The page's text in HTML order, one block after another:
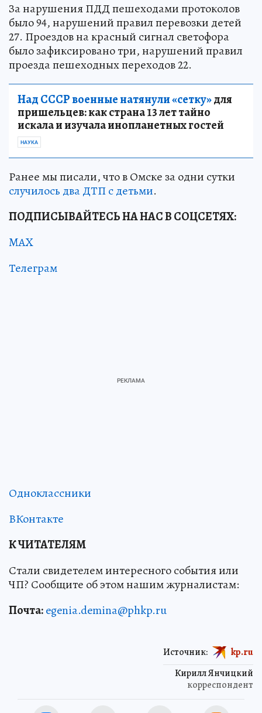
За нарушения ПДД пешеходами протоколов
было 94, нарушений правил перевозки детей
27. Проездов на красный сигнал светофора
было зафиксировано три, нарушений правил
проезда пешеходных переходов 22.
Над СССР военные натянули «сетку»для
пришельцев: как страна 13 лет тайно
искала и изучала инопланетных гостей
НАУКА
Ранее мы писали, что в Омске за одни сутки
случилось два ДТП с детьми.
ПОДПИСЫВАЙТЕСЬ НА НАС В СОЦСЕТЯХ:
MAX
Телеграм
Одноклассники
ВКонтакте
К ЧИТАТЕЛЯМ
Стали свидетелем интересного события или
ЧП? Сообщите об этом нашим журналистам:
Почта:egenia.demina@phkp.ru
Кирилл Янчицкий
корреспондент
Источник: kp.ru